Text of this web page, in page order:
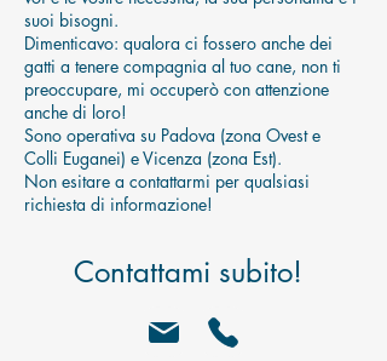
suoi bisogni.
Dimenticavo: qualora ci fossero anche dei
gatti a tenere compagnia al tuo cane, non ti
preoccupare, mi occuperò con attenzione
anche di loro!
Sono operativa su Padova (zona Ovest e
Colli Euganei) e Vicenza (zona Est).
Non esitare a contattarmi per qualsiasi
richiesta di informazione!
Contattami subito!